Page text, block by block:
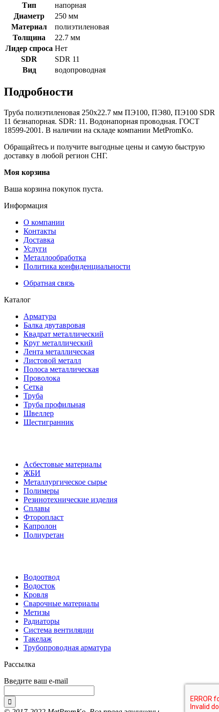
Тип
напорная
Диаметр
250 мм
Материал
полиэтиленовая
Толщина
22.7 мм
Лидер спроса Нет
SDR
SDR 11
Вид
водопроводная
Подробности
Труба полиэтиленовая 250х22.7 мм ПЭ100, ПЭ80, ПЭ100 SDR
11 безнапорная. SDR: 11. Водонапорная проводная. ГОСТ
18599-2001. В наличии на складе компании MetPromKo.
Обращайтесь и получите выгодные цены и самую быструю
доставку в любой регион СНГ.
Моя корзина
Ваша корзина покупок пуста.
Информация
О компании
Контакты
Доставка
Услуги
Металлообработка
Политика конфиденциальности
Обратная связь
Каталог
Арматура
Балка двутавровая
Квадрат металлический
Круг металлический
Лента металлическая
Листовой металл
Полоса металлическая
Проволока
Сетка
Труба
Труба профильная
Швеллер
Шестигранник
Асбестовые материалы
ЖБИ
Металлургическое сырье
Полимеры
Резинотехнические изделия
Сплавы
Фторопласт
Капролон
Полиуретан
Водоотвод
Водосток
Кровля
Сварочные материалы
Метизы
Радиаторы
Система вентиляции
Такелаж
Трубопроводная арматура
Рассылка
Введите ваш e-mail
